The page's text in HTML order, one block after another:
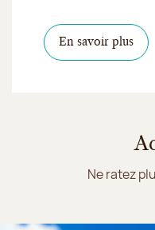
En savoir plus
Ne ratez